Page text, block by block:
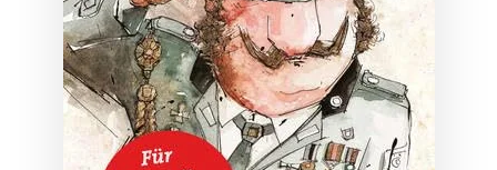
ZUM BUCH